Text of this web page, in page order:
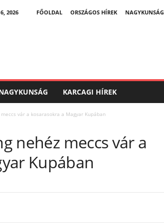
2026 FŐOLDAL ORSZÁGOS HÍREK NAGYKUNSÁG
KARCAGI HÍREK
vár a kosarasokra a Magyar Kupában
nehéz meccs vár a
Kupában